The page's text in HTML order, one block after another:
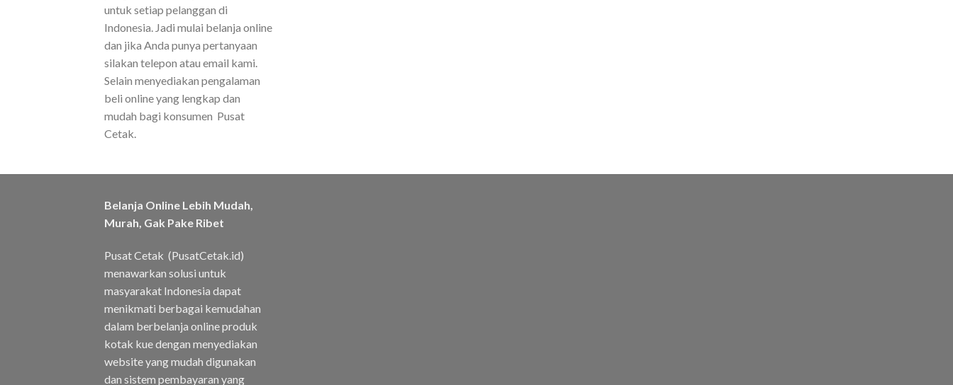
untuk setiap pelanggan di
Indonesia. Jadi mulai belanja online
dan jika Anda punya pertanyaan
silakan telepon atau email kami.
Selain menyediakan pengalaman
beli online yang lengkap dan
mudah bagi konsumen Pusat
Cetak.
Belanja Online Lebih Mudah,
Murah, Gak Pake Ribet
Pusat Cetak (PusatCetak.id)
menawarkan solusi untuk
masyarakat Indonesia dapat
menikmati berbagai kemudahan
dalam berbelanja online produk
kotak kue dengan menyediakan
website yang mudah digunakan
dan sistem pembayaran yang